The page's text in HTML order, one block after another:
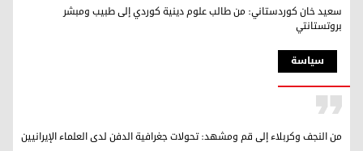
سیاسة
سعيد خان كوردستاني: من طالب علوم دينية كوردي إلى طبيب ومبشر
بروتستانتي
من النجف وكربلاء إلى قم ومشهد: تحولات جغرافية الدفن لدى العلماء الإيرانيين